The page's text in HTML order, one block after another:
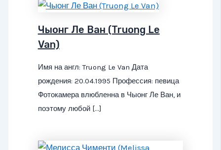
Чыонг Ле Ван (Truong Le
Van)
Имя на англ: Truong Le Van Дата
рождения: 20.04.1995 Профессия: певица
Фотокамера влюбленна в Чыонг Ле Ван, и
поэтому любой […]